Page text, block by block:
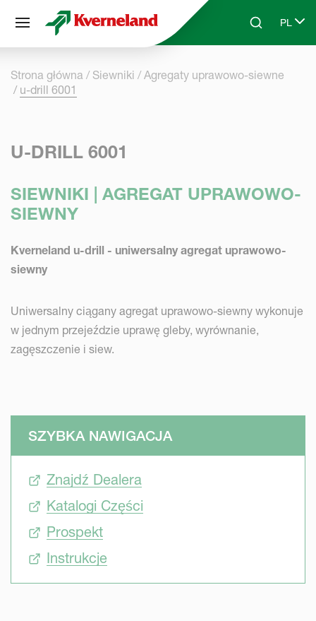
Skip to main contentSearchPL
Select
Strona główna Siewniki
Agregaty uprawowo-siewne
u-drill 6001
U-DRILL 6001
SIEWNIKI | AGREGAT UPRAWOWO-
SIEWNY
Kverneland u-drill - uniwersalny agregat uprawowo-
siewny
Uniwersalny ciągany agregat uprawowo-siewny wykonuje
w jednym przejeździe uprawę gleby, wyrównanie,
zagęszczenie i siew.
SZYBKA NAWIGACJA
Znajdź Dealera
Katalogi Części
Prospekt
Instrukcje
Panel zarządzania plikami cookies